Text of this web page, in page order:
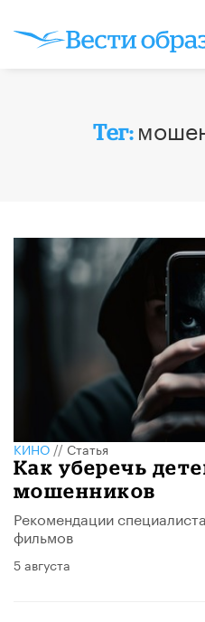
Тег:
КИНО//Статья
Как уберечь
мошенников
Рекомендации
фильмов
5 августа